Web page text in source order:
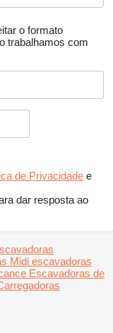
o formato
trabalhamos com
de Privacidade e
dar resposta ao
Midi escavadoras
Escavadoras de